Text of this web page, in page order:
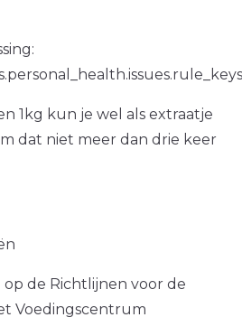
1kg kun je wel als extraatje
dat niet meer dan drie keer
de Richtlijnen voor de
Voedingscentrum